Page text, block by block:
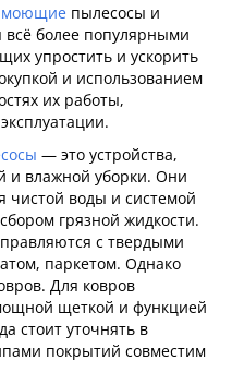
моющие пылесосы и
всё более популярными
упростить и ускорить
и использованием
их работы,
— это устройства,
и влажной уборки. Они
чистой воды и системой
грязной жидкости.
с твердыми
паркетом. Однако
Для ковров
щеткой и функцией
стоит уточнять в
покрытий совместим